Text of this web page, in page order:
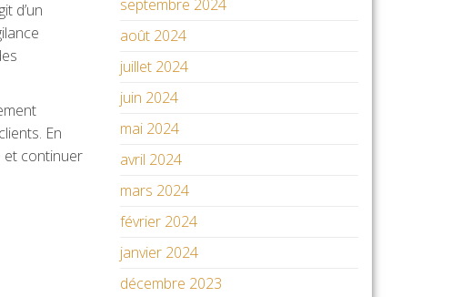
d’un
En
et continuer
septembre 2024
août 2024
juillet 2024
juin 2024
mai 2024
avril 2024
mars 2024
février 2024
janvier 2024
décembre 2023